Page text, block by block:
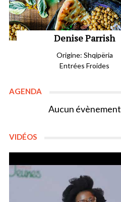
Denise Parrish
Origine: Shqipëria
Entrées Froides
AGENDA
Aucun évènement
VIDÉOS